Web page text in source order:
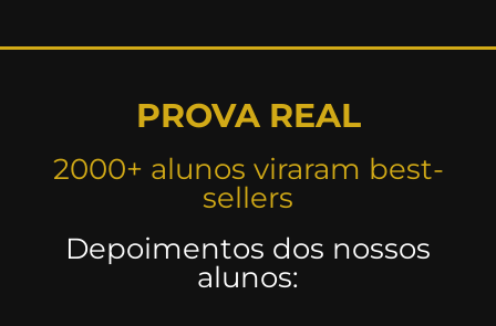
PROVA REAL
2000+ alunos viraram best-
sellers
Depoimentos dos nossos
alunos: